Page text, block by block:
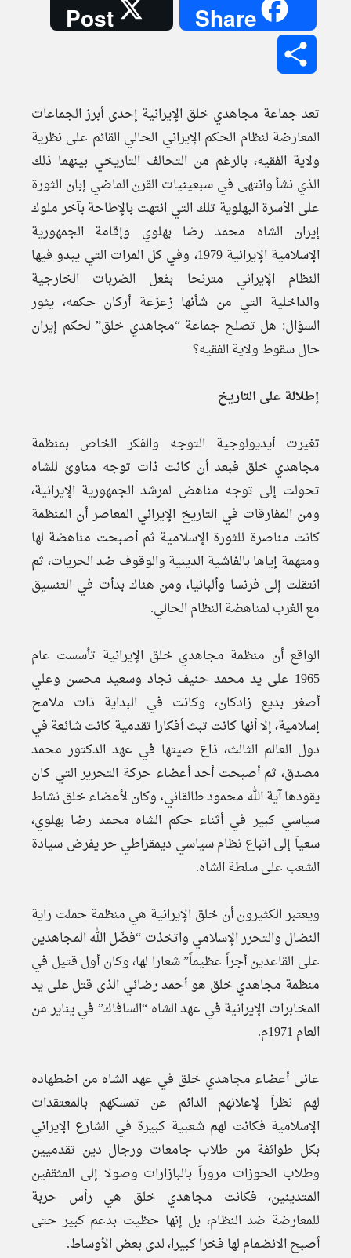
Share
Post
تعد جماعة مجاهدي خلق الإيرانية إحدى أبرز الجماعات
المعارضة لنظام الحكم الإيراني الحالي القائم على نظرية
ولاية الفقيه، بالرغم من التحالف التاريخي بينهما ذلك
الذي نشأ وانتهى في سبعينيات القرن الماضي إبان الثورة
على الأسرة البهلوية تلك التي انتهت بالإطاحة بآخر ملوك
إيران الشاه محمد رضا بهلوي وإقامة الجمهورية
الإسلامية الإيرانية 1979، وفي كل المرات التي يبدو فيها
النظام الإيراني مترنحا بفعل الضربات الخارجية
والداخلية التي من شأنها زعزعة أركان حكمه، يثور
السؤال: هل تصلح جماعة “مجاهدي خلق” لحكم إيران
حال سقوط ولاية الفقيه؟
إطلالة على التاريخ
تغيرت أيديولوجية التوجه والفكر الخاص بمنظمة
مجاهدي خلق فبعد أن كانت ذات توجه مناوئ للشاه
تحولت إلى توجه مناهض لمرشد الجمهورية الإيرانية،
ومن المفارقات في التاريخ الإيراني المعاصر أن المنظمة
كانت مناصرة للثورة الإسلامية ثم أصبحت مناهضة لها
ومتهمة إياها بالفاشية الدينية والوقوف ضد الحريات، ثم
انتقلت إلى فرنسا وألبانيا، ومن هناك بدأت في التنسيق
مع الغرب لمناهضة النظام الحالي.
الواقع أن منظمة مجاهدي خلق الإيرانية تأسست عام
1965 علی يد محمد حنيف نجاد وسعيد محسن وعلي
أصغر بديع زادکان، وكانت في البداية ذات ملامح
إسلامية، إلا أنها كانت تبث أفكارا تقدمية كانت شائعة في
دول العالم الثالث، ذاع صيتها في عهد الدكتور محمد
مصدق، ثم أصبحت أحد أعضاء حركة التحرير التي كان
يقودها آية الله محمود طالقاني، وكان لأعضاء خلق نشاط
سياسي كبير في أثناء حكم الشاه محمد رضا بهلوي،
سعياَ إلى اتباع نظام سياسي ديمقراطي حر يفرض سيادة
الشعب على سلطة الشاه.
ويعتبر الكثيرون أن خلق الإيرانية هي منظمة حملت راية
النضال والتحرر الإسلامي واتخذت “فضّل الله المجاهدين
علی القاعدين أجراً عظيماً” شعارا لها، وكان أول قتيل في
منظمة مجاهدي خلق هو أحمد رضائي الذى قتل على يد
المخابرات الإيرانية في عهد الشاه “السافاك” في يناير من
العام 1971م.
عانى أعضاء مجاهدي خلق في عهد الشاه من اضطهاده
لهم نظراَ لإعلانهم الدائم عن تمسكهم بالمعتقدات
الإسلامية فكانت لهم شعبية كبيرة في الشارع الإيراني
بكل طوائفة من طلاب جامعات ورجال دين تقدميين
وطلاب الحوزات مروراَ بالبازارات وصولا إلى المثقفين
المتدينين، فكانت مجاهدي خلق هي رأس حربة
للمعارضة ضد النظام، بل إنها حظيت بدعم كبير حتى
أصبح الانضمام لها فخرا كبيرا، لدى بعض الأوساط.